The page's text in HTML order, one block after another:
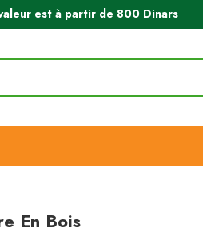
est à partir de 800 Dinars
En Bois